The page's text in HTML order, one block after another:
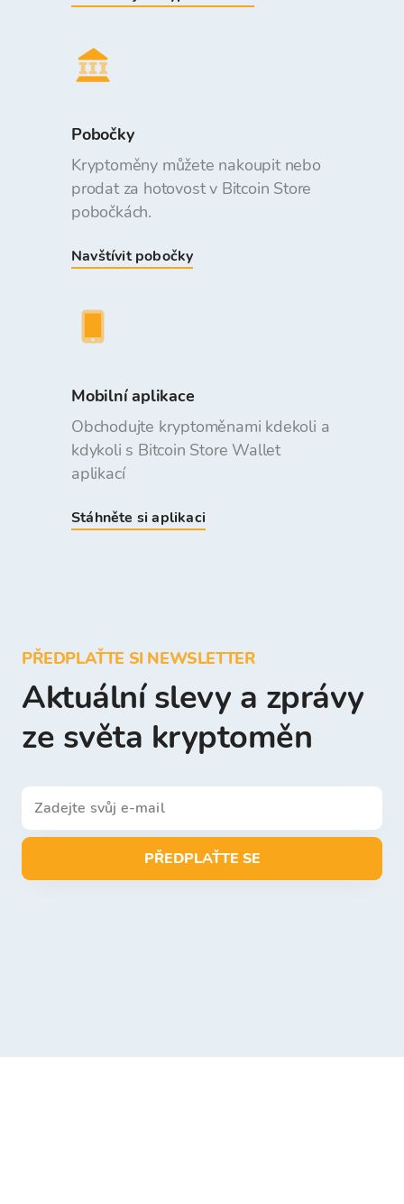
Pobočky
Kryptoměny můžete nakoupit nebo
prodat za hotovost v Bitcoin Store
pobočkách.
Navštívit pobočky
Mobilní aplikace
Obchodujte kryptoměnami kdekoli a
kdykoli s Bitcoin Store Wallet
aplikací
Stáhněte si aplikaci
PŘEDPLAŤTE SI NEWSLETTER
Aktuální slevy a zprávy
ze světa kryptoměn
PŘEDPLAŤTE SE